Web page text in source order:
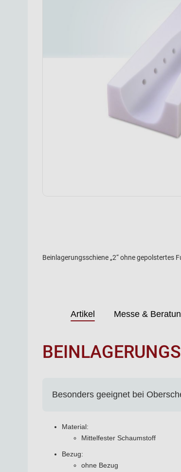
Beinlagerungsschiene „2“ ohne gepolstertes
Artikel Messe &
Besonders geeignet bei
Material:
Mittelfester Schaumstoff
Bezug:
ohne Bezug